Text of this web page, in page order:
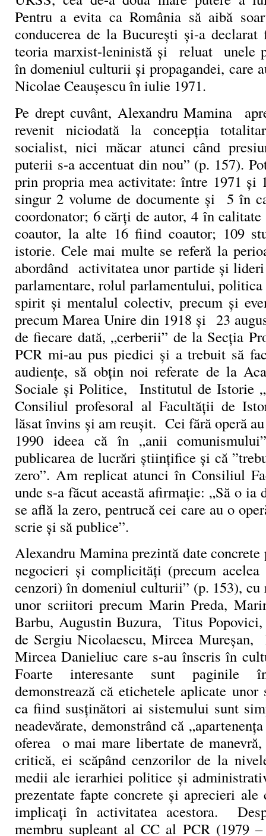
Pentru a evita ca România să aibă
conducerea de la București și-a declarat
teoria marxist-leninistă și reluat unele
în domeniul culturii și propagandei, care
Nicolae Ceaușescu în iulie 1971.
Pe drept cuvânt, Alexandru Mamina
revenit niciodată la concepția
socialist, nici măcar atunci când
puterii s-a accentuat din nou” (p. 157).
prin propria mea activitate: între 1971 și
singur 2 volume de documente și 5 în
coordonator; 6 cărți de autor, 4 în
coautor, la alte 16 fiind coautor; 109
istorie. Cele mai multe se referă la
abordând activitatea unor partide și
parlamentare, rolul parlamentului, politica
spirit și mentalul colectiv, precum și
precum Marea Unire din 1918 și 23
de fiecare dată, „cerberii” de la Secția
PCR mi-au pus piedici și a trebuit să
audiențe, să obțin noi referate de la
Sociale și Politice, Institutul de Istorie
Consiliul profesoral al Facultății de
lăsat învins și am reușit. Cei fără operă
1990 ideea că în „anii
publicarea de lucrări științifice și că
zero”. Am replicat atunci în Consiliul
unde s-a făcut această afirmație: „Să o ia
se află la zero, pentrucă cei care au o
scrie și să publice”.
Alexandru Mamina prezintă date
negocieri și complicități (precum
cenzori) în domeniul culturii” (p. 153), cu
unor scriitori precum Marin Preda,
Barbu, Augustin Buzura, Titus
de Sergiu Nicolaescu, Mircea Mureșan,
Mircea Danieliuc care s-au înscris în
Foarte interesante sunt paginile
demonstrează că etichetele aplicate
ca fiind susținători ai sistemului sunt
neadevărate, demonstrând că
oferea o mai mare libertate de
critică, ei scăpând cenzorilor de la
medii ale ierarhiei politice și
prezentate fapte concrete și aprecieri
implicați în activitatea acestora.
membru supleant al CC al PCR (1979